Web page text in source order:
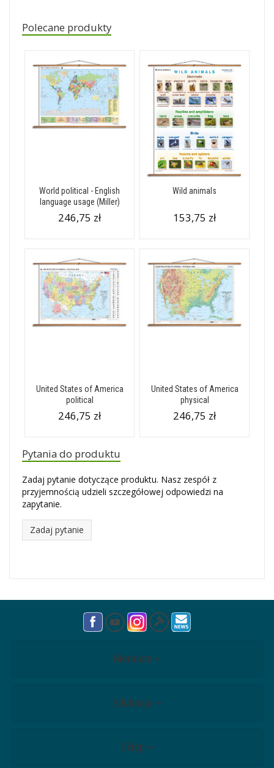
Polecane produkty
World political - English
language usage (Miller)
246,75 zł
Wild animals
153,75 zł
United States of America
political
246,75 zł
United States of America
physical
246,75 zł
Pytania do produktu
Zadaj pytanie dotyczące produktu. Nasz zespół z
przyjemnością udzieli szczegółowej odpowiedzi na
zapytanie.
Zadaj pytanie
Meridian
Edukacja
Sklep